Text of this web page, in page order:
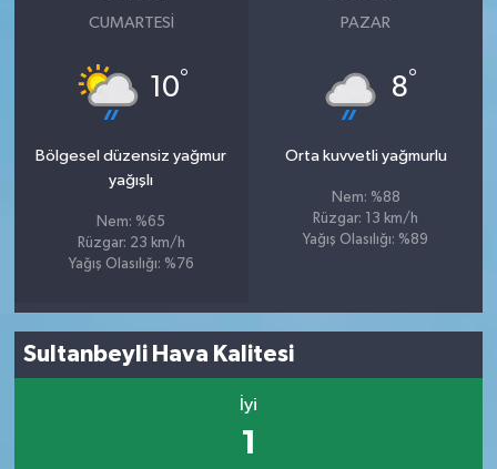
CUMARTESI
10°
Bölgesel düzensiz yağmur
yağışlı
Nem: %65
Rüzgar: 23 km/h
Yağış Olasılığı: %76
PAZAR
8°
Orta kuvvetli yağmurlu
Nem: %88
Rüzgar: 13 km/h
Yağış Olasılığı: %89
Sultanbeyli Hava Kalitesi
İyi
1